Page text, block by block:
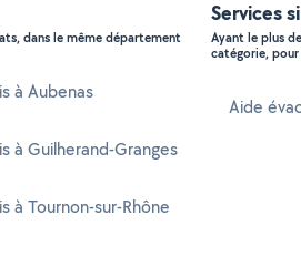
dans le même département
à Aubenas
à Guilherand-Granges
à Tournon-sur-Rhône
Services
Ayant le plus
catégorie,
Aide